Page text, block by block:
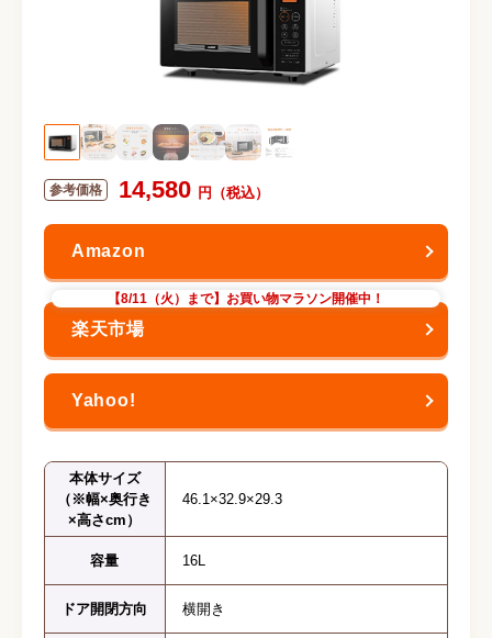
14,580
【8/11（火）まで】お買い物マラソン開催中！
本体サイズ
（※幅×奥行き
×高さcm）
46.1×32.9×29.3
容量 16L
ドア開閉方向 横開き